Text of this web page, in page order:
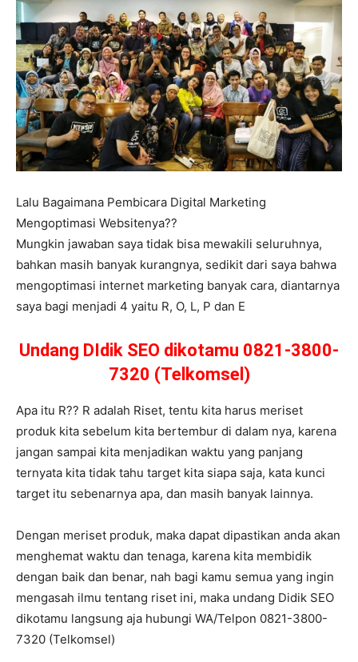
Lalu Bagaimana Pembicara Digital Marketing
Mengoptimasi Websitenya??
Mungkin jawaban saya tidak bisa mewakili seluruhnya,
bahkan masih banyak kurangnya, sedikit dari saya bahwa
mengoptimasi internet marketing banyak cara, diantarnya
saya bagi menjadi 4 yaitu R, O, L, P dan E
Undang DIdik SEO dikotamu 0821-3800-
7320 (Telkomsel)
Apa itu R?? R adalah Riset, tentu kita harus meriset
produk kita sebelum kita bertembur di dalam nya, karena
jangan sampai kita menjadikan waktu yang panjang
ternyata kita tidak tahu target kita siapa saja, kata kunci
target itu sebenarnya apa, dan masih banyak lainnya.
Dengan meriset produk, maka dapat dipastikan anda akan
menghemat waktu dan tenaga, karena kita membidik
dengan baik dan benar, nah bagi kamu semua yang ingin
mengasah ilmu tentang riset ini, maka undang Didik SEO
dikotamu langsung aja hubungi WA/Telpon 0821-3800-
7320 (Telkomsel)